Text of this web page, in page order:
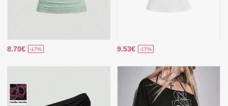
8.70€ -17% 9.53€ -17%